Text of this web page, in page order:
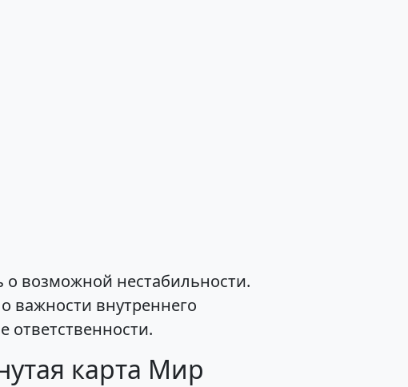
возможной нестабильности.
важности внутреннего
ответственности.
карта Мир